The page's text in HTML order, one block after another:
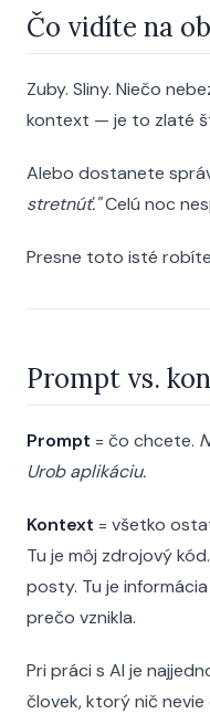
Čo vidíte na
Zuby. Sliny. Niečo
kontext — je to zlaté
Alebo dostanete
stretnúť."Celú noc
Presne toto isté
Prompt vs.
Prompt = čo chcete.
Urob aplikáciu.
Kontext = všetko
Tu je môj zdrojový
posty. Tu je
prečo vznikla.
Pri práci s AI je
človek, ktorý nič